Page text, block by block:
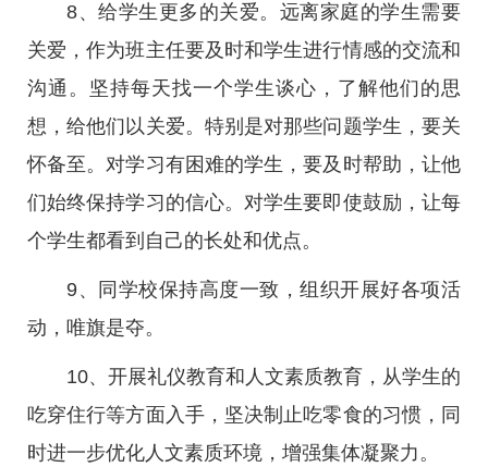
8、给学生更多的关爱。远离家庭的学生需要
关爱，作为班主任要及时和学生进行情感的交流和
沟通。坚持每天找一个学生谈心，了解他们的思
想，给他们以关爱。特别是对那些问题学生，要关
怀备至。对学习有困难的学生，要及时帮助，让他
们始终保持学习的信心。对学生要即使鼓励，让每
个学生都看到自己的长处和优点。
9、同学校保持高度一致，组织开展好各项活
动，唯旗是夺。
10、开展礼仪教育和人文素质教育，从学生的
吃穿住行等方面入手，坚决制止吃零食的习惯，同
时进一步优化人文素质环境，增强集体凝聚力。